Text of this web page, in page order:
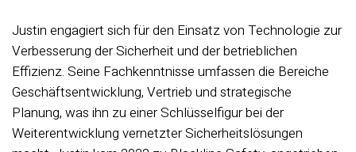
Justin engagiert sich für den Einsatz von Technologie zur
Verbesserung der Sicherheit und der betrieblichen
Effizienz. Seine Fachkenntnisse umfassen die Bereiche
Geschäftsentwicklung, Vertrieb und strategische
Planung, was ihn zu einer Schlüsselfigur bei der
Weiterentwicklung vernetzter Sicherheitslösungen